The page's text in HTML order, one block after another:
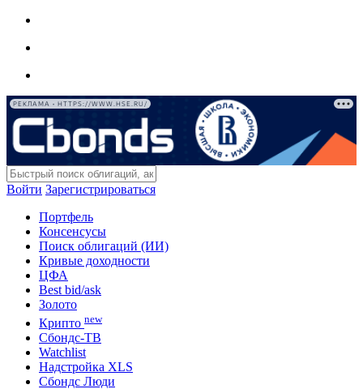
РЕКЛАМА • HTTPS://WWW.HSE.RU/
Войти Зарегистрироваться
Портфель
Консенсусы
Поиск облигаций (ИИ)
Кривые доходности
ЦФА
Best bid/ask
Золото
Крипто new
Сбондс-ТВ
Watchlist
Надстройка XLS
Сбондс Люди